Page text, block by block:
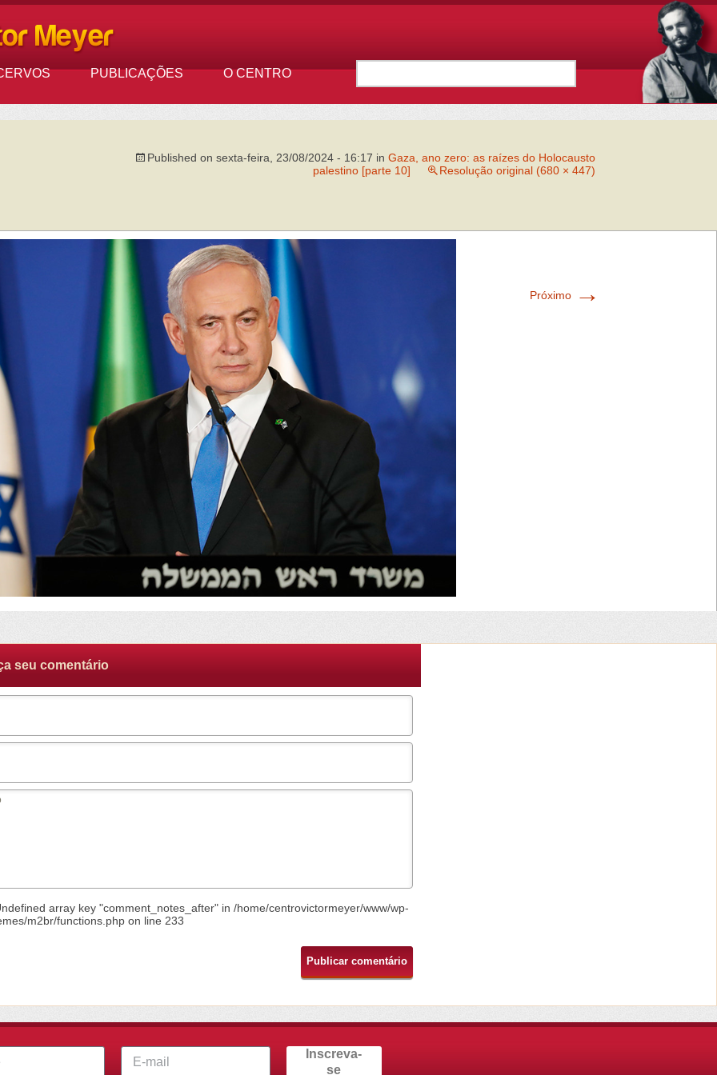
PUBLICAÇÕES O CENTRO
Published on sexta-feira, 23/08/2024 - 16:17 in Gaza, ano zero: as raízes do Holocausto
palestino [parte 10]
Resolução original (680 × 447)
Próximo →
seu comentário
array key "comment_notes_after" in /home/centrovictormeyer/www/wp-
m2br/functions.php on line 233
Inscreva-
se